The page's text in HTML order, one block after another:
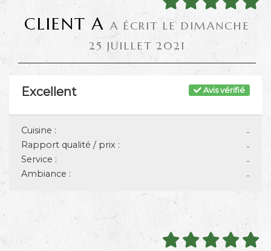
CLIENT A A ÉCRIT LE DIMANCHE
25 JUILLET 2021
Avis vérifié
Excellent
-
Cuisine :
-
Rapport qualité / prix :
-
Service :
-
Ambiance :